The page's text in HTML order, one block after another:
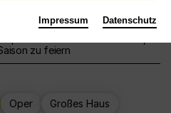
zu feiern
Oper Großes Haus
Impressum Datenschutz